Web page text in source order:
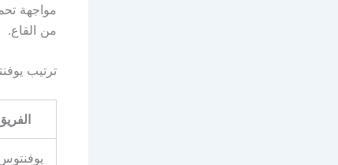
مواجهة
من القاع.
ترتيب